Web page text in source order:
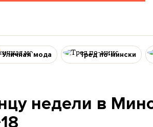
Уличная мода Тред по-мински
недели в